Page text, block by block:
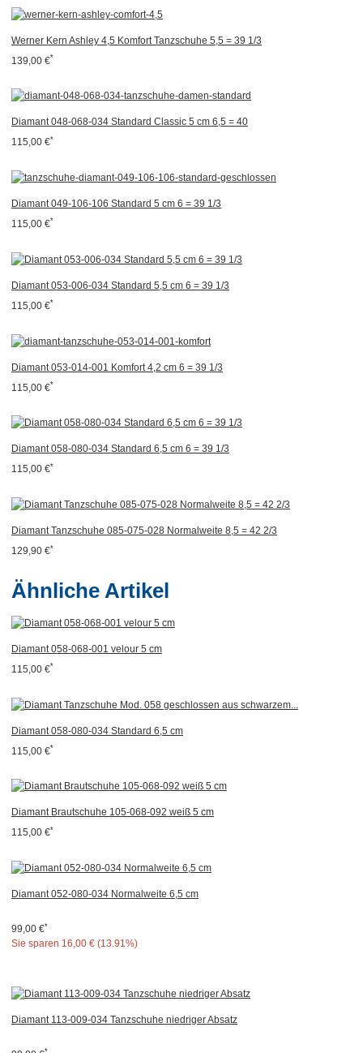
Werner Kern Ashley 4,5 Komfort Tanzschuhe 5,5 = 39 1/3
139,00 €*
Diamant 048-068-034 Standard Classic 5 cm 6,5 = 40
115,00 €*
Diamant 049-106-106 Standard 5 cm 6 = 39 1/3
115,00 €*
Diamant 053-006-034 Standard 5,5 cm 6 = 39 1/3
115,00 €*
Diamant 053-014-001 Komfort 4,2 cm 6 = 39 1/3
115,00 €*
Diamant 058-080-034 Standard 6,5 cm 6 = 39 1/3
115,00 €*
Diamant Tanzschuhe 085-075-028 Normalweite 8,5 = 42 2/3
129,90 €*
Ähnliche Artikel
Diamant 058-068-001 velour 5 cm
115,00 €*
Diamant 058-080-034 Standard 6,5 cm
115,00 €*
Diamant Brautschuhe 105-068-092 weiß 5 cm
115,00 €*
Diamant 052-080-034 Normalweite 6,5 cm
99,00 €*
Sie sparen 16,00 € (13.91%)
Diamant 113-009-034 Tanzschuhe niedriger Absatz